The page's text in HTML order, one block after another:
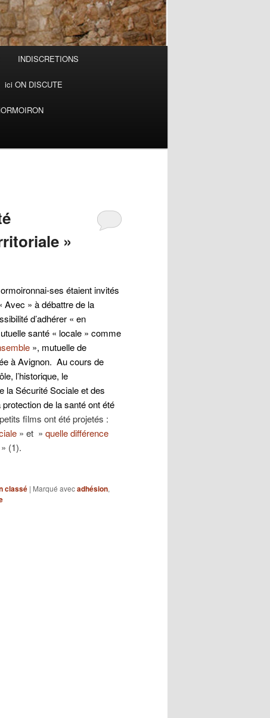
INDISCRETIONS
ici ON DISCUTE
»
ses étaient invités
Avec » à débattre de la
d’adhérer « en
santé « locale » comme
», mutuelle de
à Avignon.Au cours de
l’historique, le
la Sécurité Sociale et des
de la santé ont été
films ont été projetés :
» et » quelle différence
» (1).
classé | Marqué avecadhésion,